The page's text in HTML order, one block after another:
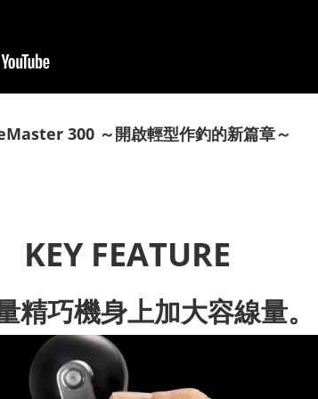
300 ～開啟輕型作釣的新篇章～
KEY FEATURE
精巧機身上加大容線量。